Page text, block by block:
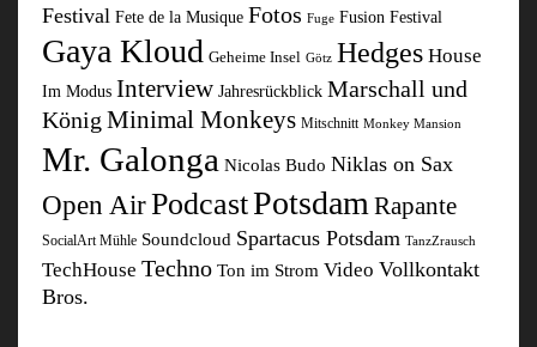
Festival Fete de la Musique Fotos Fuge Fusion Festival
Gaya Kloud Geheime Insel Götz Hedges House
Im Modus Interview Jahresrückblick Marschall und
König Minimal Monkeys Mitschnitt Monkey Mansion
Mr. Galonga Nicolas Budo Niklas on Sax
Open AirPodcastPotsdamRapante
SocialArt Mühle Soundcloud Spartacus Potsdam TanzZrausch
TechHouse Techno Ton im Strom Video Vollkontakt
Bros.